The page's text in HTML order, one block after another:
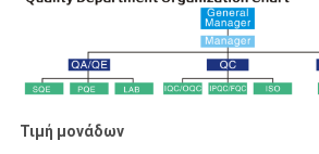
Τιμή μονάδων